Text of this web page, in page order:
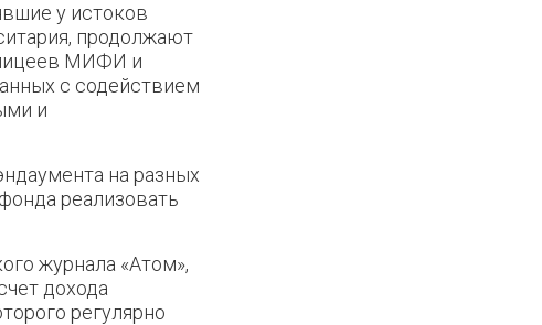
у истоков
продолжают
МИФИ и
с содействием
и
на разных
реализовать
журнала «Атом»,
дохода
регулярно